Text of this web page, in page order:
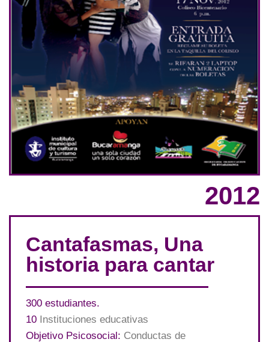
2012
Cantafasmas, Una
historia para cantar
300 estudiantes.
10 Instituciones educativas
Objetivo Psicosocial: Conductas de